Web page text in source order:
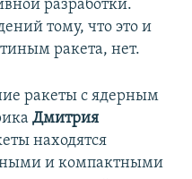
разработки.
тому, что это и
ракета, нет.
ракеты с ядерным
Дмитрия
находятся
и компактными